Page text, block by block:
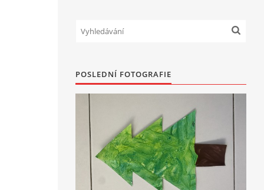
POSLEDNÍ FOTOGRAFIE